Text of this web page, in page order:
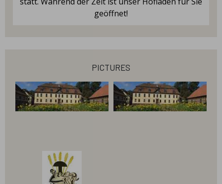
geöffnet!
pictures